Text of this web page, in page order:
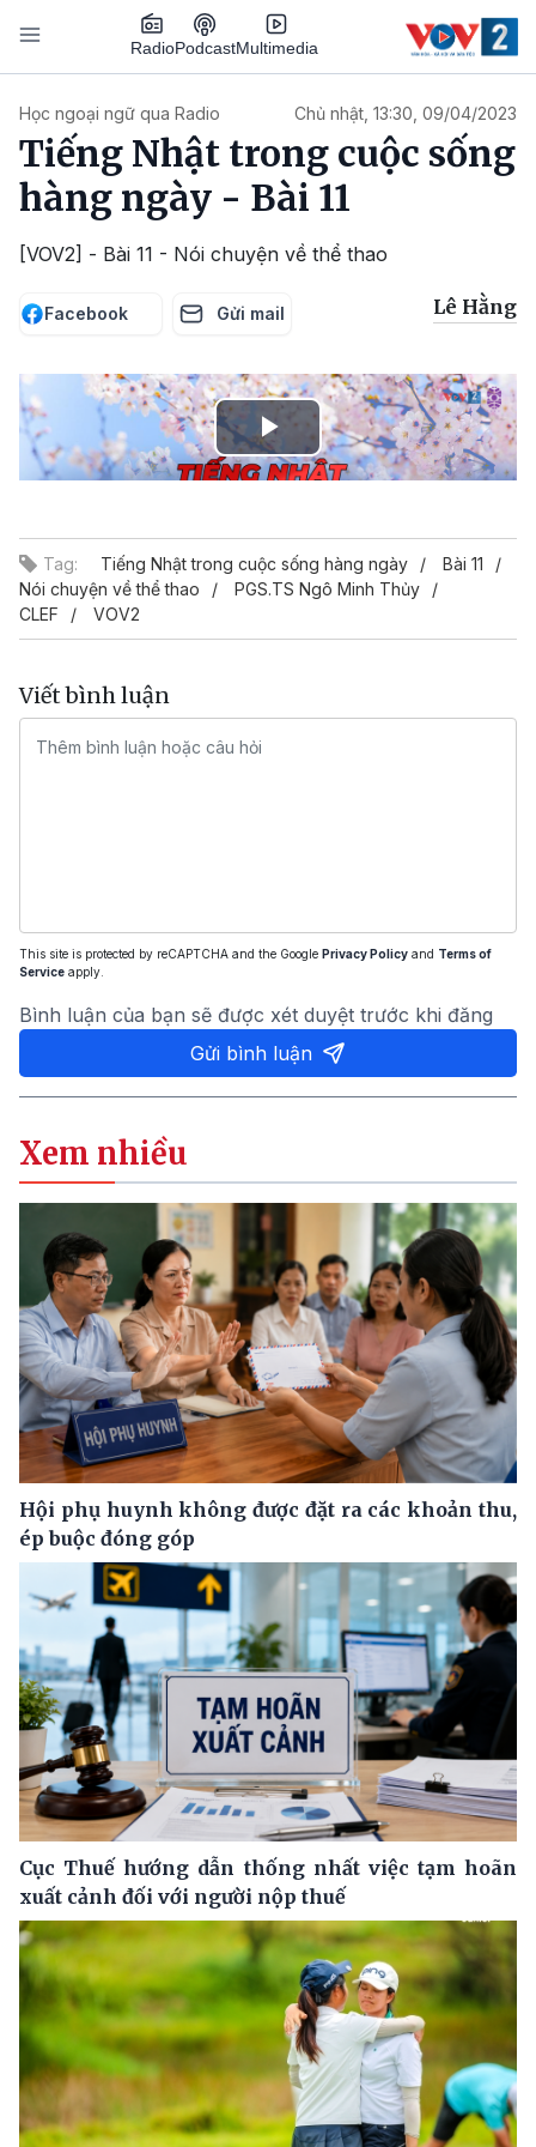
Nhảy đến nội dung
RadioPodcastMultimedia
Học ngoại ngữ qua Radio Chủ nhật, 13:30, 09/04/2023
Tiếng Nhật trong cuộc sống
hàng ngày - Bài 11
[VOV2] - Bài 11 - Nói chuyện về thể thao
Facebook Gửi mail Lê Hằng
Play
Tag: Tiếng Nhật trong cuộc sống hàng ngày
Bài 11
Nói chuyện về thể thao
PGS.TS Ngô Minh Thủy
CLEF
VOV2
Viết bình luận
This site is protected by reCAPTCHA and the Google Privacy Policy and Terms of
Service apply.
Bình luận của bạn sẽ được xét duyệt trước khi đăng
Gửi bình luận
Xem nhiều
Hội phụ huynh không được đặt ra các khoản thu,
ép buộc đóng góp
Cục Thuế hướng dẫn thống nhất việc tạm hoãn
xuất cảnh đối với người nộp thuế